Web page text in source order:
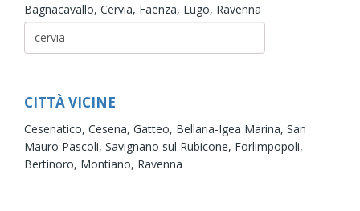
Bagnacavallo, Cervia, Faenza, Lugo, Ravenna
CITTÀ VICINE
Cesenatico, Cesena, Gatteo, Bellaria-Igea Marina, San
Mauro Pascoli, Savignano sul Rubicone, Forlimpopoli,
Bertinoro, Montiano, Ravenna